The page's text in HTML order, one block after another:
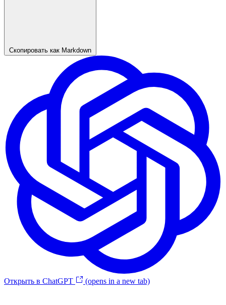
Скопировать как Markdown
Открыть в ChatGPT (opens in a new tab)